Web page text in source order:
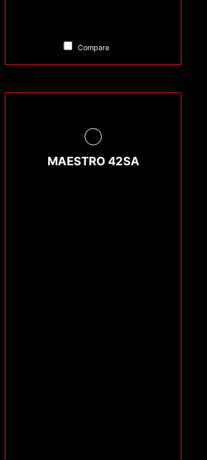
Compare
MAESTRO 42SA